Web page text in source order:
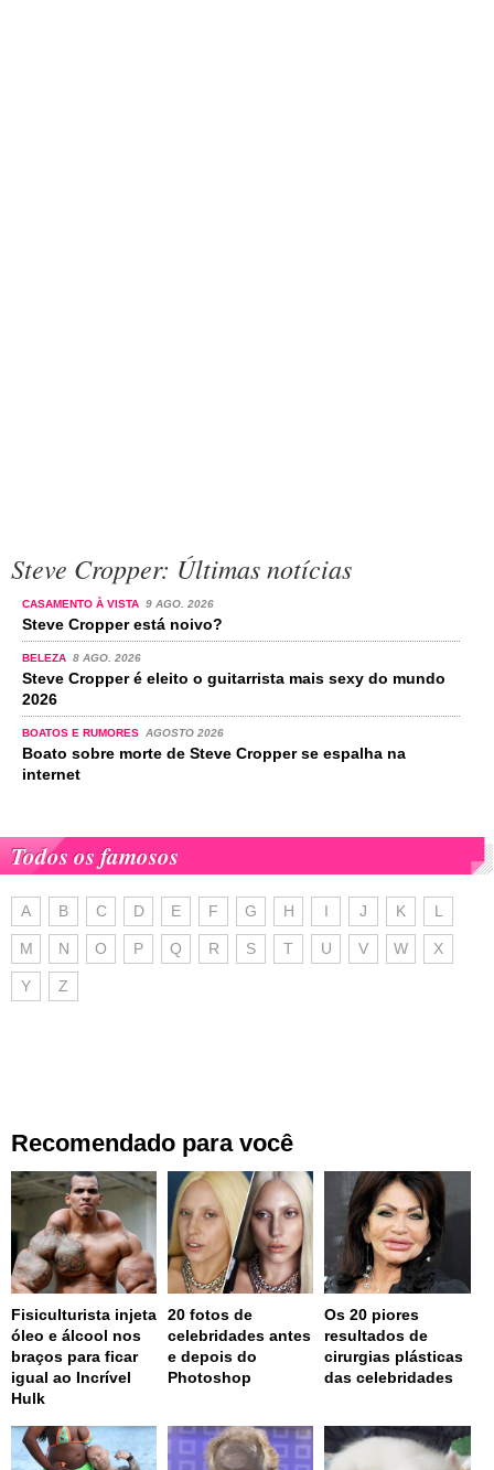
Steve Cropper: Últimas notícias
CASAMENTO À VISTA 9 AGO. 2026
Steve Cropper está noivo?
BELEZA 8 AGO. 2026
Steve Cropper é eleito o guitarrista mais sexy do mundo
2026
BOATOS E RUMORES AGOSTO 2026
Boato sobre morte de Steve Cropper se espalha na
internet
Todos os famosos
A B C D E F G H I J K L
M N O P Q R S T U V W X
Y Z
Recomendado para você
Fisiculturista injeta
óleo e álcool nos
braços para ficar
igual ao Incrível
Hulk
20 fotos de
celebridades antes
e depois do
Photoshop
Os 20 piores
resultados de
cirurgias plásticas
das celebridades